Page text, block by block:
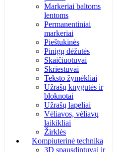
Markeriai baltoms
lentoms
Permanentiniai
markeriai
Pieštukinės
Pinigų dėžutės
Skaičiuotuvai
Skriestuvai
Teksto žymėkliai
Užrašų knygutės ir
bloknotai
Užrašų lapeliai
Vėliavos, vėliavų
laikikliai
Žirklės
Kompiuterinė technika
3D spausdintuvai ir